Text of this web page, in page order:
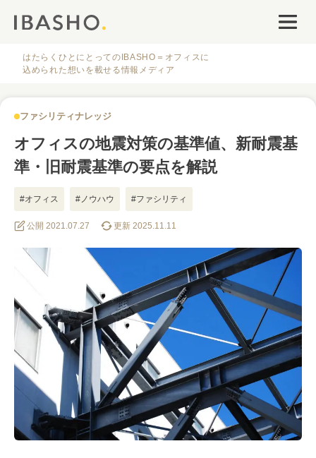
ファシリティナレッジ
人気のタグ
#インタビュー #ファシリティ #デザイン #事例
#働き方 #レイアウト #オフィス移転 #その他
#キャリア #ノウハウ #内装 #おしゃれオフィス #メリット
#こだわりオフィス #コスト #コミュニケーション
#フリーアドレス #ブランディング
はたらくひとにとってのIBASHO＝オフィスに
込められた想いを載せる情報メディア
ファシリティナレッジ
オフィスの地震対策の基準値、新耐震基
準・旧耐震基準の要点を解説
#オフィス #ノウハウ #ファシリティ
公開 2021.07.27 更新 2025.11.11